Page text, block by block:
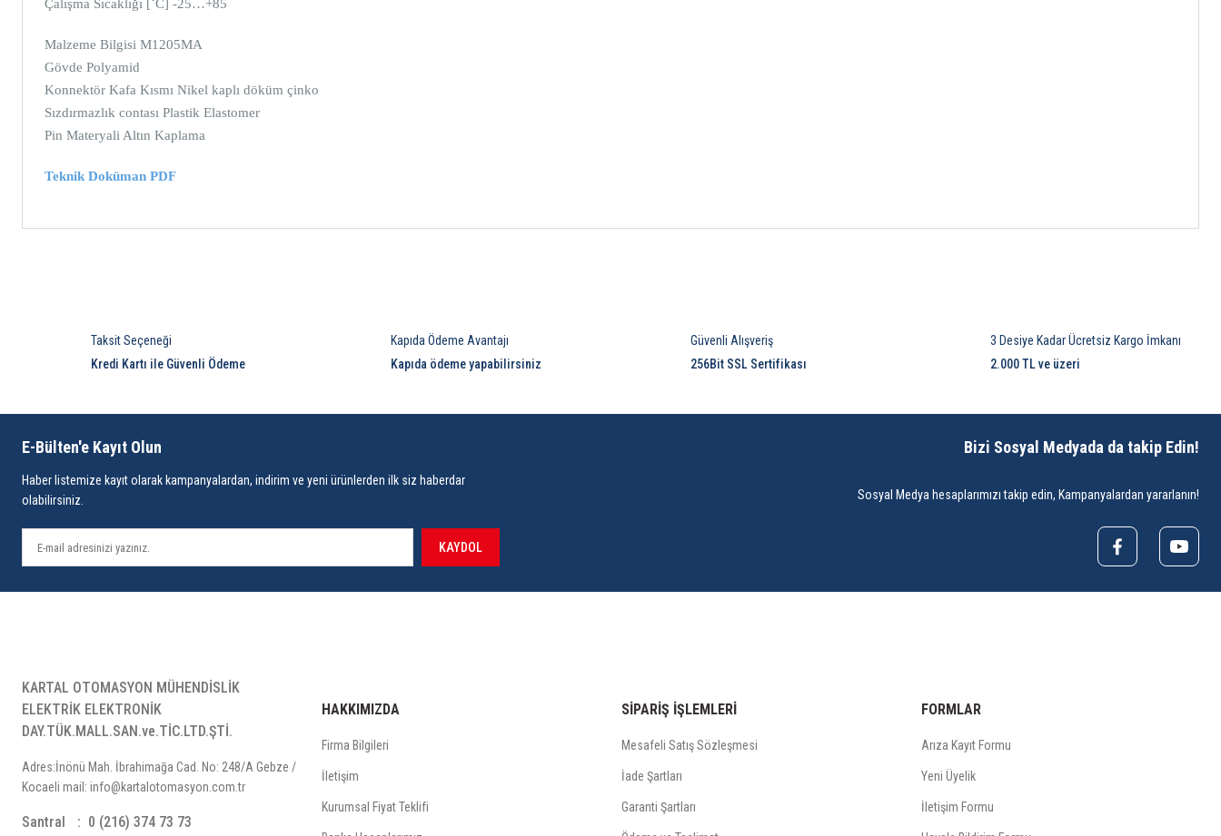
Çalışma Sıcaklığı [˚C] -25…+85
Malzeme Bilgisi M1205MA
Gövde Polyamid
Konnektör Kafa Kısmı Nikel kaplı döküm çinko
Sızdırmazlık contası Plastik Elastomer
Pin Materyali Altın Kaplama
Teknik Doküman PDF
3 Desiye Kadar Ücretsiz Kargo İmkanı
2.000 TL ve üzeri
Kapıda Ödeme Avantajı
Kapıda ödeme yapabilirsiniz
Güvenli Alışveriş
256Bit SSL Sertifikası
Taksit Seçeneği
Kredi Kartı ile Güvenli Ödeme
E-Bülten'e Kayıt Olun
Haber listemize kayıt olarak kampanyalardan, indirim ve yeni ürünlerden ilk siz haberdar
olabilirsiniz.
KAYDOL
Bizi Sosyal Medyada da takip Edin!
Sosyal Medya hesaplarımızı takip edin, Kampanyalardan yararlanın!
KARTAL OTOMASYON MÜHENDİSLİK
ELEKTRİK ELEKTRONİK
DAY.TÜK.MALL.SAN.ve.TİC.LTD.ŞTİ.
Adres:İnönü Mah. İbrahimağa Cad. No: 248/A Gebze /
Kocaeli mail: info@kartalotomasyon.com.tr
Santral 0 (216) 374 73 73
HAKKIMIZDA
Firma Bilgileri
İletişim
Kurumsal Fiyat Teklifi
SİPARİŞ İŞLEMLERİ
Mesafeli Satış Sözleşmesi
İade Şartları
Garanti Şartları
FORMLAR
Arıza Kayıt Formu
Yeni Üyelik
İletişim Formu